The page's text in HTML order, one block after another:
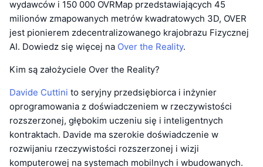
wydawców i 150 000 OVRMap przedstawiających 45
milionów zmapowanych metrów kwadratowych 3D, OVER
jest pionierem zdecentralizowanego krajobrazu Fizycznej
AI. Dowiedz się więcej na Over the Reality.
Kim są założyciele Over the Reality?
Davide Cuttini to seryjny przedsiębiorca i inżynier
oprogramowania z doświadczeniem w rzeczywistości
rozszerzonej, głębokim uczeniu się i inteligentnych
kontraktach. Davide ma szerokie doświadczenie w
rozwijaniu rzeczywistości rozszerzonej i wizji
komputerowej na systemach mobilnych i wbudowanych.